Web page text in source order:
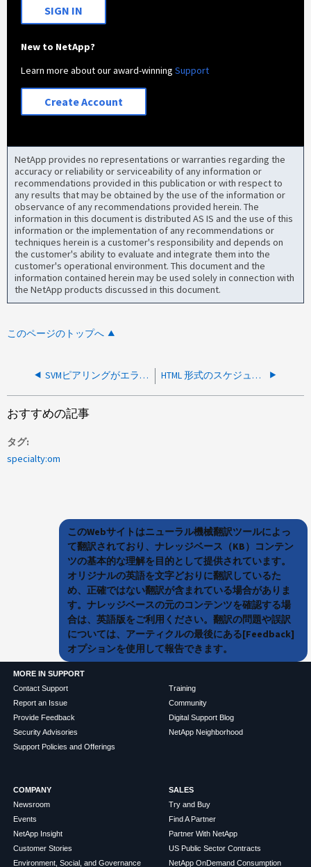
SIGN IN
New to NetApp?
Learn more about our award-winningSupport
Create Account
NetApp provides no representations or warranties regarding the
accuracy or reliability or serviceability of any information or
recommendations provided in this publication or with respect to
any results that may be obtained by the use of the information or
observance of any recommendations provided herein. The
information in this document is distributed AS IS and the use of this
information or the implementation of any recommendations or
techniques herein is a customer's responsibility and depends on
the customer's ability to evaluate and integrate them into the
customer's operational environment. This document and the
information contained herein may be used solely in connection with
the NetApp products discussed in this document.
このページのトップへ
SVMピアリングがエラーで失敗しました:flexcacheアプリケーションには有効なピアクラスタバージョンが必要です HTML 形式のスケジュールされた Cognos レポートにエラー CNC-SDS-0423 が表示される
おすすめの記事
タグ
specialty:om
このWebサイトはニューラル機械翻訳ツールによっ
て翻訳されており、ナレッジベース（KB）コンテン
ツの基本的な理解を目的として提供されています。
オリジナルの英語を文字どおりに翻訳しているた
め、正確ではない翻訳が含まれている場合がありま
す。ナレッジベースの元のコンテンツを確認する場
合は、英語版をご利用ください。翻訳の問題や誤訳
については、アーティクルの最後にある[Feedback]
オプションを使用して報告できます。
MORE IN SUPPORT
Contact Support
Report an Issue
Provide Feedback
Security Advisories
Support Policies and Offerings
Training
Community
Digital Support Blog
NetApp Neighborhood
COMPANY
Newsroom
Events
NetApp Insight
Customer Stories
Environment, Social, and Governance
SALES
Try and Buy
Find A Partner
Partner With NetApp
US Public Sector Contracts
NetApp OnDemand Consumption